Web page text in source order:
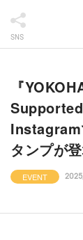
SNS
『
Supported
Instagram
タンプが登
EVENT